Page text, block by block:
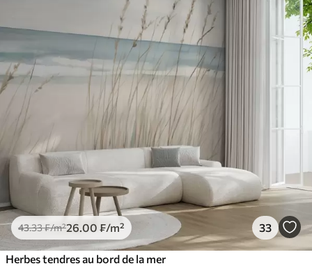
43.33₣/m²26 .00 ₣/m² 33
Herbes tendres au bord de la mer